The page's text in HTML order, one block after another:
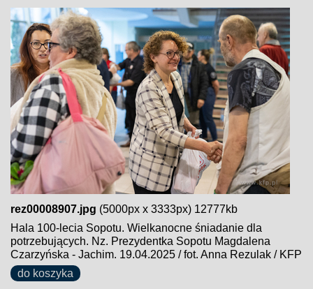
rez00008907.jpg (5000px x 3333px) 12777kb
Hala 100-lecia Sopotu. Wielkanocne śniadanie dla
potrzebujących. Nz. Prezydentka Sopotu Magdalena
Czarzyńska - Jachim. 19.04.2025 / fot. Anna Rezulak / KFP
do koszyka